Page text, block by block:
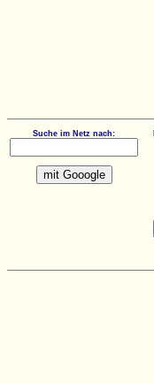
Suche im Netz nach: